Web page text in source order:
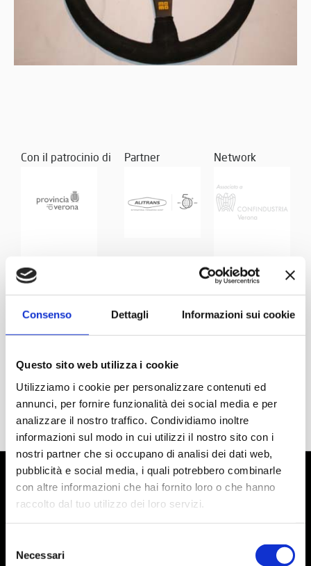
Consenso Dettagli Informazioni sui cookie
Questo sito web utilizza i cookie
Utilizziamo i cookie per personalizzare contenuti ed
annunci, per fornire funzionalità dei social media e per
analizzare il nostro traffico. Condividiamo inoltre
informazioni sul modo in cui utilizzi il nostro sito con i
nostri partner che si occupano di analisi dei dati web,
pubblicità e social media, i quali potrebbero combinarle
con altre informazioni che hai fornito loro o che hanno
raccolto dal tuo utilizzo dei loro servizi.
delNecessari
Con il patrocinio di Partner Network